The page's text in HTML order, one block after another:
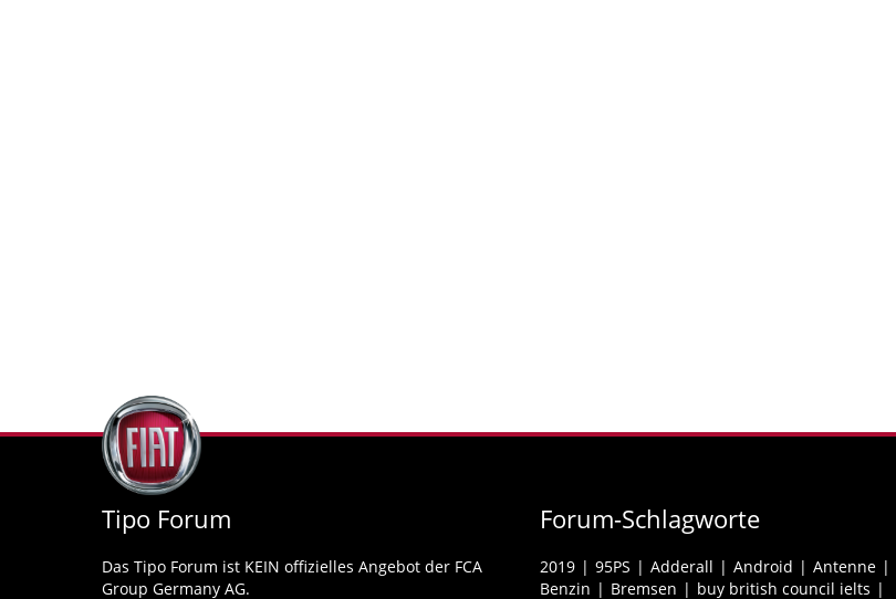
Tipo Forum
Das Tipo Forum ist KEIN offizielles Angebot der FCA
Group Germany AG.
Forum-Schlagworte
2019 95PS Adderall Android
Antenne
Benzin
Bremsen buy british council ielts